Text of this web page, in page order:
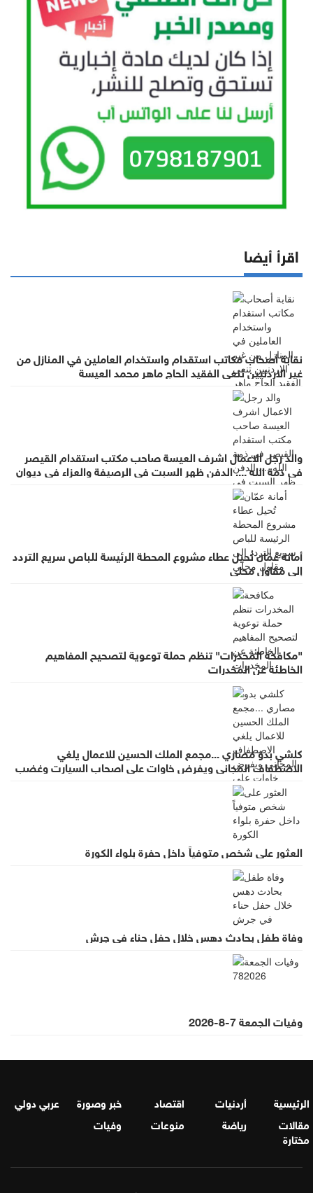
اقرأ أيضا
نقابة أصحاب مكاتب استقدام واستخدام العاملين في المنازل من
غير الاردنيين تنعى الفقيد الحاج ماهر محمد العيسة
والد رجل الاعمال اشرف العيسة صاحب مكتب استقدام القيصر
في ذمة الله .... الدفن ظهر السبت في الرصيفة والعزاء في ديوان
صانور بحي الرشيد
أمانة عمّان تُحيل عطاء مشروع المحطة الرئيسة للباص سريع التردد
إلى مقاول محلي
"مكافحة المخدرات" تنظم حملة توعوية لتصحيح المفاهيم
الخاطئة عن المخدرات
كلشي بدو مصاري ...مجمع الملك الحسين للاعمال يلغي
الاصطفاف المجاني ويفرض خاوات على اصحاب السيارت وغضب
واسع لقرار يطرد الاستثمار
العثور على شخص متوفياً داخل حفرة بلواء الكورة
وفاة طفل بحادث دهس خلال حفل حناء في جرش
وفيات الجمعة 7-8-2026
الرئيسية أردنيات اقتصاد خبر وصورة
عربي دولي
مقالات
مختارة
رياضة منوعات وفيات